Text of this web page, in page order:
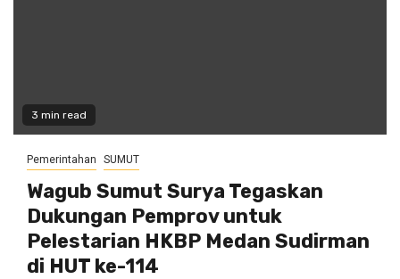
3 min read
Pemerintahan SUMUT
Wagub Sumut Surya Tegaskan
Dukungan Pemprov untuk
Pelestarian HKBP Medan Sudirman
di HUT ke-114